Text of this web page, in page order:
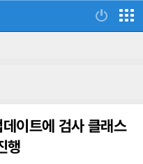
이트에 검사 클래스
행